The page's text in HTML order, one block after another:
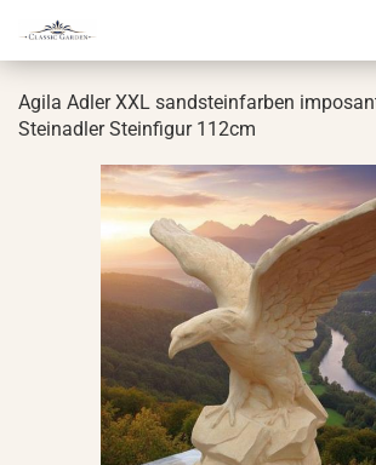
Agila Adler XXL sand­stein­far­ben
Stein­ad­ler Stein­fi­gur 112cm